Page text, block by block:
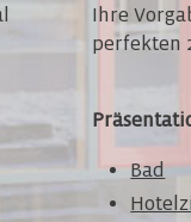
Ihre
perfekten
Bad